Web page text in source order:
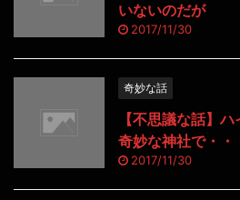
いないのだが
2017/11/30
奇妙な話
【不思議な話】
奇妙な神社で・・
2017/11/30